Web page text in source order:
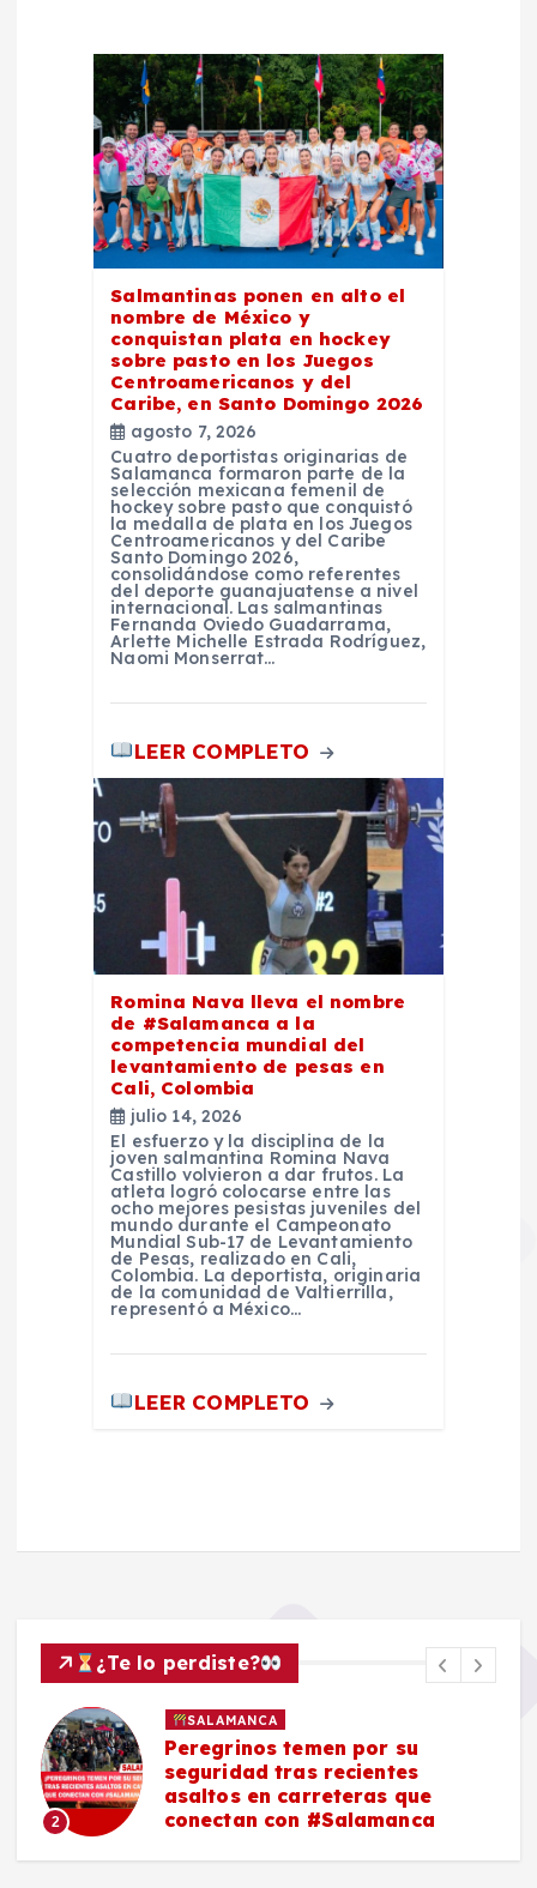
Salmantinas ponen en alto el
nombre de México y
conquistan plata en hockey
sobre pasto en los Juegos
Centroamericanos y del
Caribe, en Santo Domingo 2026
agosto 7, 2026
Cuatro deportistas originarias de
Salamanca formaron parte de la
selección mexicana femenil de
hockey sobre pasto que conquistó
la medalla de plata en los Juegos
Centroamericanos y del Caribe
Santo Domingo 2026,
consolidándose como referentes
del deporte guanajuatense a nivel
internacional. Las salmantinas
Fernanda Oviedo Guadarrama,
Arlette Michelle Estrada Rodríguez,
Naomi Monserrat…
LEER COMPLETO
Romina Nava lleva el nombre
de #Salamanca a la
competencia mundial del
levantamiento de pesas en
Cali, Colombia
julio 14, 2026
El esfuerzo y la disciplina de la
joven salmantina Romina Nava
Castillo volvieron a dar frutos. La
atleta logró colocarse entre las
ocho mejores pesistas juveniles del
mundo durante el Campeonato
Mundial Sub-17 de Levantamiento
de Pesas, realizado en Cali,
Colombia. La deportista, originaria
de la comunidad de Valtierrilla,
representó a México…
LEER COMPLETO
¿Te lo perdiste?
2
SALAMANCA
Peregrinos temen por su
seguridad tras recientes
asaltos en carreteras que
conectan con #Salamanca